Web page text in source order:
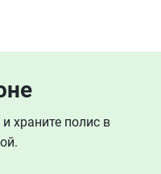
храните полис в